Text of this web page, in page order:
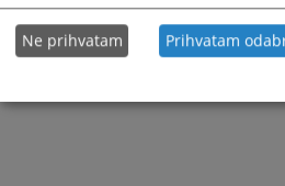
Ne prihvatam Prihvatam